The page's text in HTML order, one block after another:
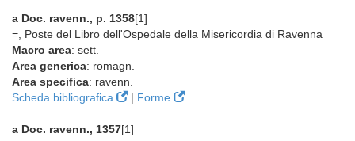
a Doc. ravenn., p. 1358[1]
=, Poste del Libro dell'Ospedale della Misericordia di Ravenna
Macro area: sett.
Area generica: romagn.
Area specifica: ravenn.
Scheda bibliografica
| Forme
a Doc. ravenn., 1357[1]